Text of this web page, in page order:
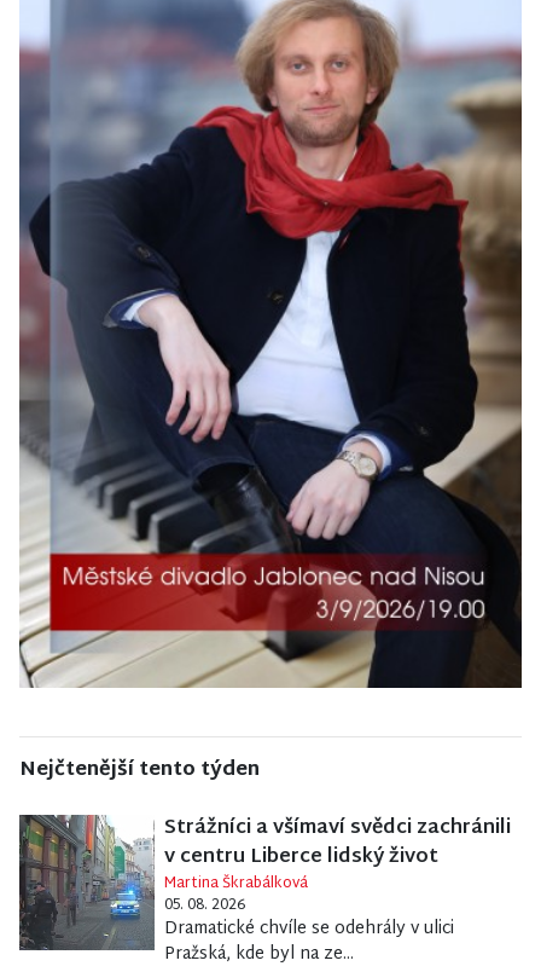
Nejčtenější tento týden
Strážníci a všímaví svědci zachránili
v centru Liberce lidský život
Martina Škrabálková
05. 08. 2026
Dramatické chvíle se odehrály v ulici
Pražská, kde byl na ze...